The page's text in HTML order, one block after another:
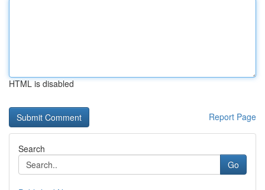
HTML is disabled
Report Page
Search
Go